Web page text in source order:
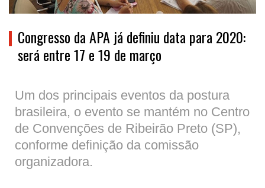
Congresso da APA já definiu data para 2020:
será entre 17 e 19 de março
Um dos principais eventos da postura
brasileira, o evento se mantém no Centro
de Convenções de Ribeirão Preto (SP),
conforme definição da comissão
organizadora.